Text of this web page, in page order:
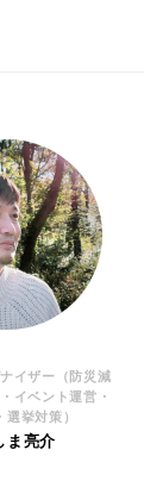
イザー（防災減
イベント運営・
挙対策）
ま亮介